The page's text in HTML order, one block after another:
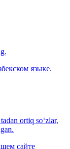
языке.
ortiq so‘zlar,
сайте